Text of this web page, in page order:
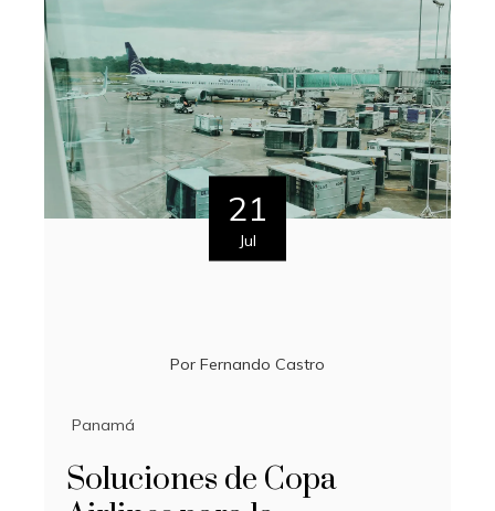
21
Jul
Por Fernando Castro
Panamá
Soluciones de Copa